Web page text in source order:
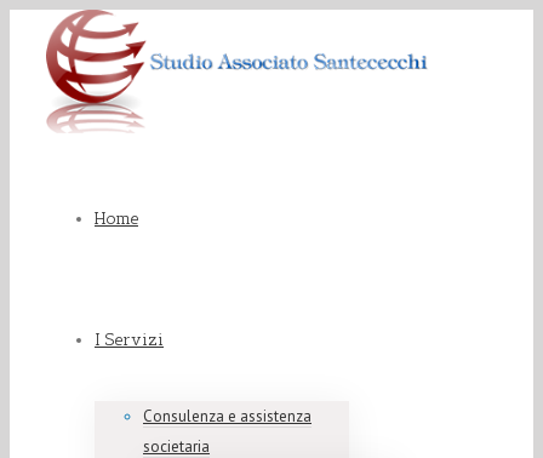
Home
I Servizi
Consulenza e assistenza
societaria